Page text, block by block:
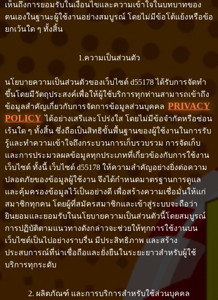
เห็นถึงการยอมรับในเงื่อนไขและความเข้าใจในบทบาทของ
ตนเองในฐานะผู้ใช้งานอย่างสมบูรณ์ โดยไม่มีข้อโต้แย้งหรือข้อ
ยกเว้นใด ๆ ทั้งสิ้น
1.ความเป็นส่วนตัว
นโยบายความเป็นส่วนตัวของเว็บไซต์ d55178 ได้รับการจัดทำ
ขึ้นโดยมีวัตถุประสงค์เพื่อให้ผู้ใช้บริการทุกท่านสามารถเข้าถึง
ข้อมูลสำคัญเกี่ยวกับการจัดการข้อมูลส่วนบุคคล PRIVACY
POLICY ได้อย่างเสรีและโปร่งใส โดยไม่มีข้อจำกัดหรือซ่อน
เร้นใด ๆ ทั้งสิ้น ซึ่งถือเป็นสิทธิขั้นพื้นฐานของผู้ใช้งานในการรับ
รู้และทำความเข้าใจถึงกระบวนการเก็บรวบรวม การจัดเก็บ
และการประมวลผลข้อมูลทุกประเภทที่เกี่ยวข้องกับการใช้งาน
เว็บไซต์ ทั้งนี้ เว็บไซต์ d55178 ให้ความสำคัญอย่างยิ่งต่อความ
ปลอดภัยของข้อมูลผู้ใช้งาน จึงได้กำหนดมาตรฐานการดูแล
และคุ้มครองข้อมูลไว้เป็นอย่างดี เพื่อสร้างความเชื่อมั่นให้แก่
สมาชิกทุกคน โดยผู้ที่สมัครสมาชิกและเข้าสู่ระบบจะถือว่า
ยินยอมและยอมรับในนโยบายความเป็นส่วนตัวนี้โดยสมบูรณ์
การปฏิบัติตามแนวทางดังกล่าวจะช่วยให้ทุกการใช้งานบน
เว็บไซต์เป็นไปอย่างราบรื่น มีประสิทธิภาพ และสร้าง
ประสบการณ์ที่น่าเชื่อถือและยั่งยืนในระยะยาวสำหรับผู้ใช้
บริการทุกระดับ
2. ผลิตภัณฑ์ และการบริการสำหรับใช้ส่วนบุคคล